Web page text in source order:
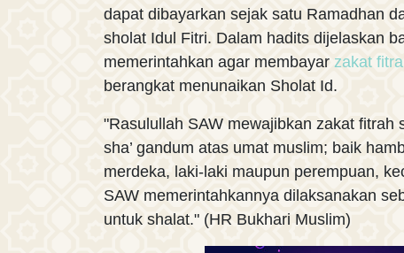
dapat dibayarkan sejak satu Ramadhan
sholat Idul Fitri. Dalam hadits dijelaskan
memerintahkan agar membayar zakat
berangkat menunaikan Sholat Id.
"Rasulullah SAW mewajibkan zakat fitrah
sha’ gandum atas umat muslim; baik
merdeka, laki-laki maupun perempuan,
SAW memerintahkannya dilaksanakan
untuk shalat." (HR Bukhari Muslim)